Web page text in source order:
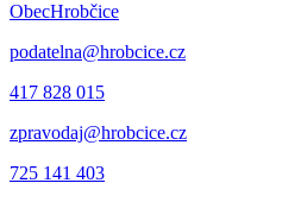
ObecHrobčice
podatelna@hrobcice.cz
417 828 015
zpravodaj@hrobcice.cz
725 141 403